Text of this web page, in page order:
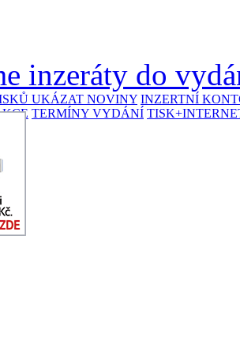
inzeráty do
UKÁZAT NOVINY INZERTNÍ
TERMÍNY VYDÁNÍ